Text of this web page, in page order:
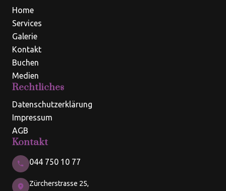
Home
Services
Galerie
Kontakt
Buchen
Medien
Rechtliches
Datenschutzerklärung
Impressum
AGB
Kontakt
044 750 10 77
Zürcherstrasse 25,